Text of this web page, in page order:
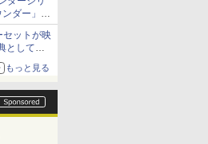
ダー」を
した超大
セットが映
として配
布
もっと見る